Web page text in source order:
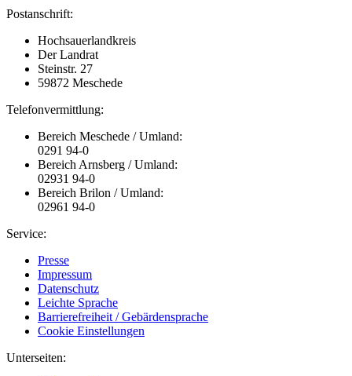
Postanschrift:
Hochsauerlandkreis
Der Landrat
Steinstr. 27
59872 Meschede
Telefonvermittlung:
Bereich Meschede / Umland:
0291 94-0
Bereich Arnsberg / Umland:
02931 94-0
Bereich Brilon / Umland:
02961 94-0
Service:
Presse
Impressum
Datenschutz
Leichte Sprache
Barrierefreiheit / Gebärdensprache
Cookie Einstellungen
Unterseiten: